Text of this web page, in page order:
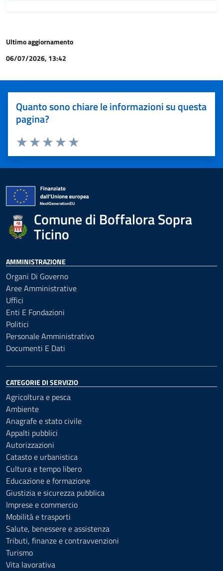
Ultimo aggiornamento
06/07/2026, 13:42
Quanto sono chiare le informazioni su questa
pagina?
Valuta 5 stelle su 5
Valuta 4 stelle su 5
Valuta 3 stelle su 5
Valuta 2 stelle su 5
Valuta 1 stelle su 5
Comune di Boffalora Sopra
Ticino
AMMINISTRAZIONE
Organi Di Governo
Aree Amministrative
Uffici
Enti E Fondazioni
Politici
Personale Amministrativo
Documenti E Dati
CATEGORIE DI SERVIZIO
Agricoltura e pesca
Ambiente
Anagrafe e stato civile
Appalti pubblici
Autorizzazioni
Catasto e urbanistica
Cultura e tempo libero
Educazione e formazione
Giustizia e sicurezza pubblica
Imprese e commercio
Mobilità e trasporti
Salute, benessere e assistenza
Tributi, finanze e contravvenzioni
Turismo
Vita lavorativa